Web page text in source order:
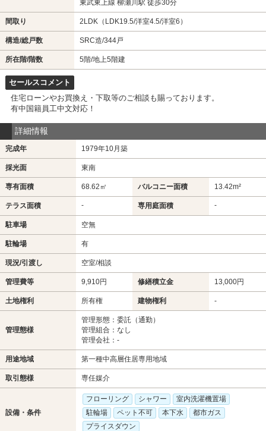
東武東上線 柳瀬川駅 徒歩30分
間取り 2LDK（LDK19.5/洋室4.5/洋室6）
構造/総戸数 SRC造/344戸
所在階/階数 5階/地上5階建
セールスコメント
住宅ローンやお買換え・下取等のご相談も賜っております。
有中国籍員工中文対応！
詳細情報
完成年 1979年10月築
採光面 東南
専有面積 68.62㎡ バルコニー面積 13.42m²
テラス面積 - 専用庭面積 -
駐車場 空無
駐輪場 有
現況/引渡し 空室/相談
管理費等 9,910円 修繕積立金 13,000円
土地権利 所有権 建物権利 -
管理態様
管理形態：委託（通勤）
管理組合：なし
管理会社：-
用途地域 第一種中高層住居専用地域
取引態様 専任媒介
設備・条件
フローリング シャワー
室内洗濯機置場
駐輪場
ペット不可 本下水
都市ガス
プライスダウン